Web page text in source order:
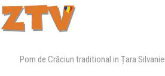
Pom de Crăciun traditional in Țara Silvaniei